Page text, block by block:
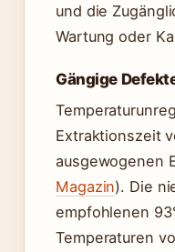
und die
Wartung oder
Gängige
Extraktionszeit
ausgewogenen
Magazin). Die
empfohlenen
Temperaturen